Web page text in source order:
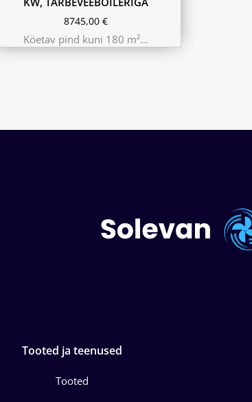
8745,00€
Köetav pind kuni 180 m²…
Tooted ja teenused
Tooted